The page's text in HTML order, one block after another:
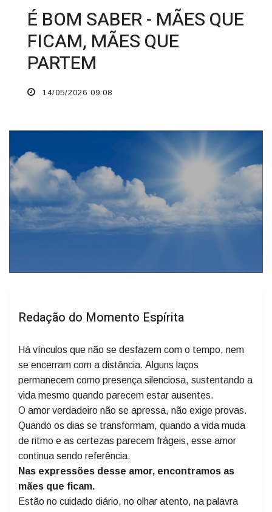
O TEMPO JORNAL DE FATO
É BOM SABER - MÃES QUE
FICAM, MÃES QUE
Redação do Momento Espírita
Há vínculos que não se desfazem com o tempo, nem
se encerram com a distância. Alguns laços
permanecem como presença silenciosa, sustentando a
vida mesmo quando parecem estar ausentes.
O amor verdadeiro não se apressa, não exige provas.
Quando os dias se transformam, quando a vida muda
de ritmo e as certezas parecem frágeis, esse amor
continua sendo referência.